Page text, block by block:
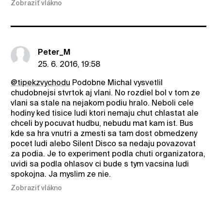
Zobraziť vlákno
Peter_M
25. 6. 2016, 19:58
@tipekzvychodu Podobne Michal vysvetlil
chudobnejsi stvrtok aj vlani. No rozdiel bol v tom ze
vlani sa stale na nejakom podiu hralo. Neboli cele
hodiny ked tisice ludi ktori nemaju chut chlastat ale
chceli by pocuvat hudbu, nebudu mat kam ist. Bus
kde sa hra vnutri a zmesti sa tam dost obmedzeny
pocet ludi alebo Silent Disco sa nedaju povazovat
za podia. Je to experiment podla chuti organizatora,
uvidi sa podla ohlasov ci bude s tym vacsina ludi
spokojna. Ja myslim ze nie.
Zobraziť vlákno